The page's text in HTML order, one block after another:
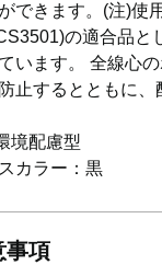
できます。(注)使
の適合品と
います。 全線心
止するとともに、
境配慮型
カラー：黒
事項